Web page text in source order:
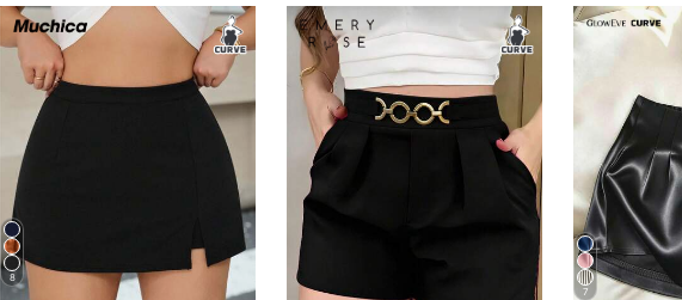
8
7